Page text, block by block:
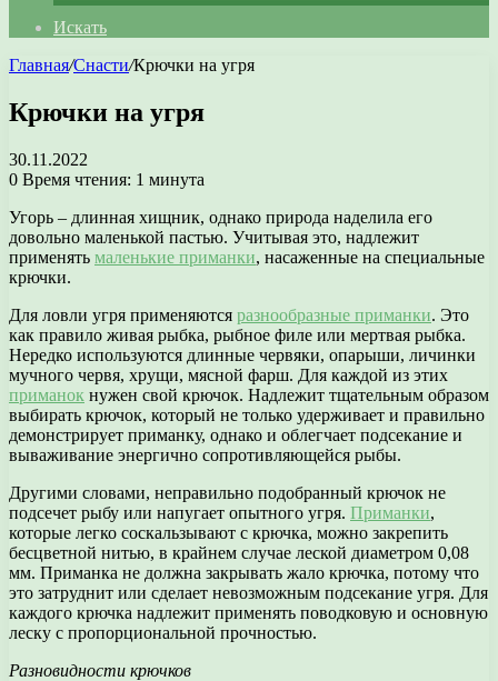
Искать
Главная/Снасти/Крючки на угря
Крючки на угря
30.11.2022
0 Время чтения: 1 минута
Угорь – длинная хищник, однако природа наделила его
довольно маленькой пастью. Учитывая это, надлежит
применять маленькие приманки, насаженные на специальные
крючки.
Для ловли угря применяются разнообразные приманки. Это
как правило живая рыбка, рыбное филе или мертвая рыбка.
Нередко используются длинные червяки, опарыши, личинки
мучного червя, хрущи, мясной фарш. Для каждой из этих
приманок нужен свой крючок. Надлежит тщательным образом
выбирать крючок, который не только удерживает и правильно
демонстрирует приманку, однако и облегчает подсекание и
вываживание энергично сопротивляющейся рыбы.
Другими словами, неправильно подобранный крючок не
подсечет рыбу или напугает опытного угря. Приманки,
которые легко соскальзывают с крючка, можно закрепить
бесцветной нитью, в крайнем случае леской диаметром 0,08
мм. Приманка не должна закрывать жало крючка, потому что
это затруднит или сделает невозможным подсекание угря. Для
каждого крючка надлежит применять поводковую и основную
леску с пропорциональной прочностью.
Разновидности крючков